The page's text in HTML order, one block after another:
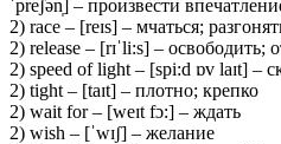
ˈpreʃən̩] – произвести
2) race – [reɪs] – мчаться;
2) release – [rɪˈli:s] – освободить;
2) speed of light – [spi:d ɒv laɪt] –
2) tight – [taɪt] – плотно; крепко
2) wait for – [weɪt fɔ:] – ждать
2) wish – [ˈwɪʃ] – желание